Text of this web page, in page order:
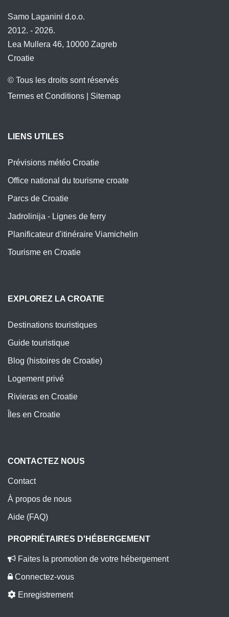
Samo Laganini d.o.o.
2012. - 2026.
Lea Mullera 46, 10000 Zagreb
Croatie
© Tous les droits sont réservés
Termes et Conditions
Sitemap
LIENS UTILES
Prévisions météo Croatie
Office national du tourisme croate
Parcs de Croatie
Jadrolinija - Lignes de ferry
Planificateur d'itinéraire Viamichelin
Tourisme en Croatie
EXPLOREZ LA CROATIE
Destinations touristiques
Guide touristique
Blog (histoires de Croatie)
Logement privé
Rivieras en Croatie
Îles en Croatie
CONTACTEZ NOUS
Contact
À propos de nous
Aide (FAQ)
PROPRIÉTAIRES D'HÉBERGEMENT
Faites la promotion de votre hébergement
Connectez-vous
Enregistrement